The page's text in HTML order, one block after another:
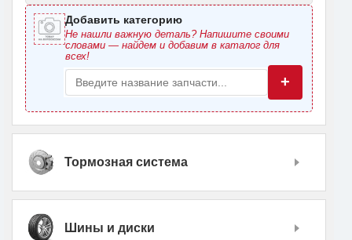
Добавить категорию
Не нашли важную деталь? Напишите своими
словами — найдем и добавим в каталог для
всех!
+
Тормозная система
Шины и диски